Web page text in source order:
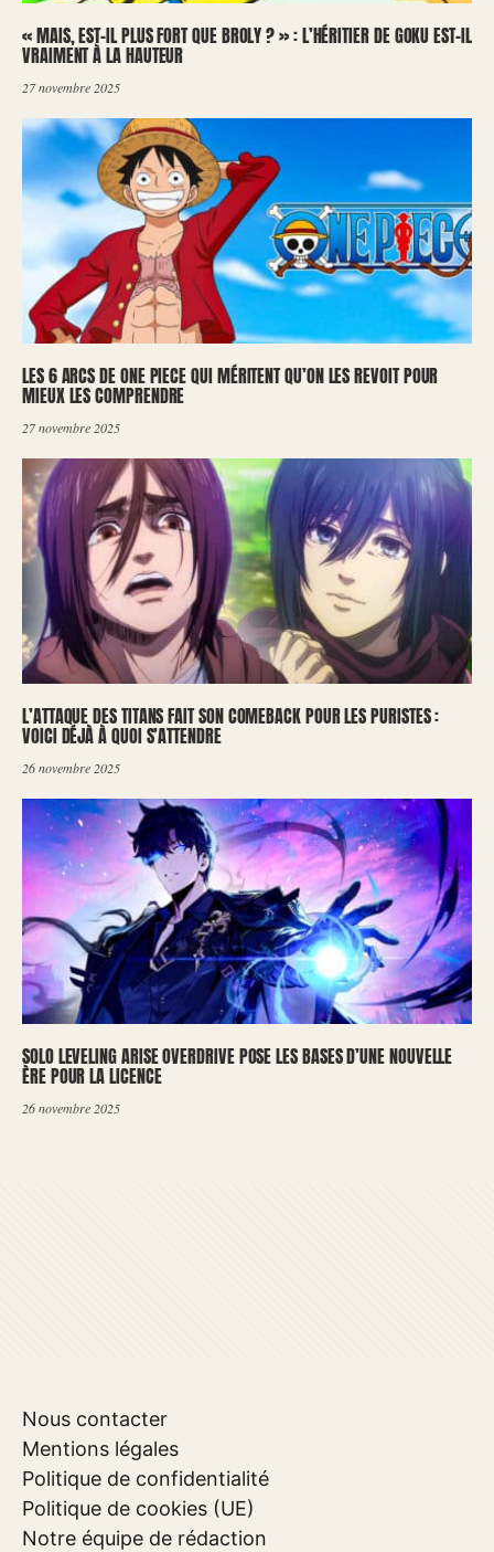
« MAIS, EST-IL PLUS FORT QUE BROLY ? » : L’HÉRITIER DE GOKU EST-IL
VRAIMENT À LA HAUTEUR
27 novembre 2025
LES 6 ARCS DE ONE PIECE QUI MÉRITENT QU’ON LES REVOIT POUR
MIEUX LES COMPRENDRE
27 novembre 2025
L’ATTAQUE DES TITANS FAIT SON COMEBACK POUR LES PURISTES :
VOICI DÉJÀ À QUOI S’ATTENDRE
26 novembre 2025
SOLO LEVELING ARISE OVERDRIVE POSE LES BASES D’UNE NOUVELLE
ÈRE POUR LA LICENCE
26 novembre 2025
Nous contacter
Mentions légales
Politique de confidentialité
Politique de cookies (UE)
Notre équipe de rédaction